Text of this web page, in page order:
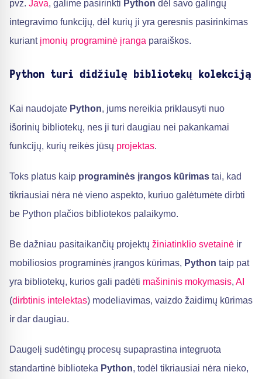
pvz. Java, galime pasirinkti Python dėl savo galingų
integravimo funkcijų, dėl kurių ji yra geresnis pasirinkimas
kuriant įmonių programinė įranga paraiškos.
Python turi didžiulę bibliotekų kolekciją
Kai naudojate Python, jums nereikia priklausyti nuo
išorinių bibliotekų, nes ji turi daugiau nei pakankamai
funkcijų, kurių reikės jūsų projektas.
Toks platus kaip programinės įrangos kūrimas tai, kad
tikriausiai nėra nė vieno aspekto, kuriuo galėtumėte dirbti
be Python plačios bibliotekos palaikymo.
Be dažniau pasitaikančių projektų žiniatinklio svetainė ir
mobiliosios programinės įrangos kūrimas, Python taip pat
yra bibliotekų, kurios gali padėti mašininis mokymasis, AI
(dirbtinis intelektas) modeliavimas, vaizdo žaidimų kūrimas
ir dar daugiau.
Daugelį sudėtingų procesų supaprastina integruota
standartinė biblioteka Python, todėl tikriausiai nėra nieko,